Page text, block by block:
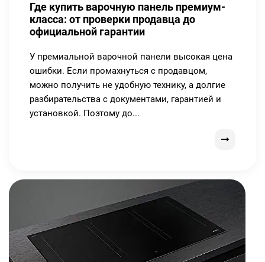
Где купить варочную панель премиум-
класса: от проверки продавца до
официальной гарантии
У премиальной варочной панели высокая цена
ошибки. Если промахнуться с продавцом,
можно получить не удобную технику, а долгие
разбирательства с документами, гарантией и
установкой. Поэтому до...